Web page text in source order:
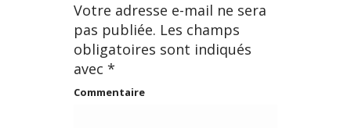
Votre adresse e-mail ne sera
pas publiée. Les champs
obligatoires sont indiqués
avec *
Commentaire